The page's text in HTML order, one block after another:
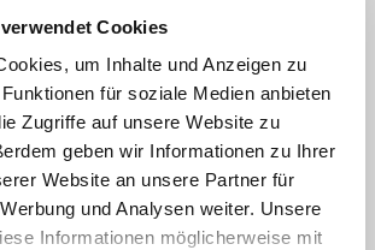
Cookies
um Inhalte und Anzeigen zu
für soziale Medien anbieten
Zugriffe auf unsere Website zu
geben wir Informationen zu Ihrer
Website an unsere Partner für
und Analysen weiter. Unsere
Informationen möglicherweise mit
Bestandteil des
und der
begriffen und gezielt
um wissenschaftliche
zur praktischen
zu führen.